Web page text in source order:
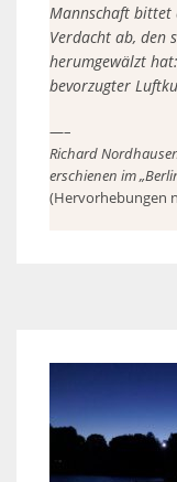
Mannschaft bittet
Verdacht ab, den
herumgewälzt
bevorzugter
—–
Richard
erschienen im
(Hervorhebungen